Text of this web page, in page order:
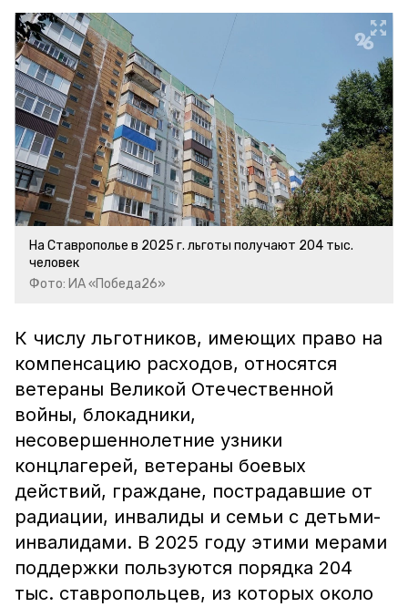
На Ставрополье в 2025 г. льготы получают 204 тыс.
человек
Фото: ИА «Победа26»
К числу льготников, имеющих право на
компенсацию расходов, относятся
ветераны Великой Отечественной
войны, блокадники,
несовершеннолетние узники
концлагерей, ветераны боевых
действий, граждане, пострадавшие от
радиации, инвалиды и семьи с детьми-
инвалидами. В 2025 году этими мерами
поддержки пользуются порядка 204
тыс. ставропольцев, из которых около